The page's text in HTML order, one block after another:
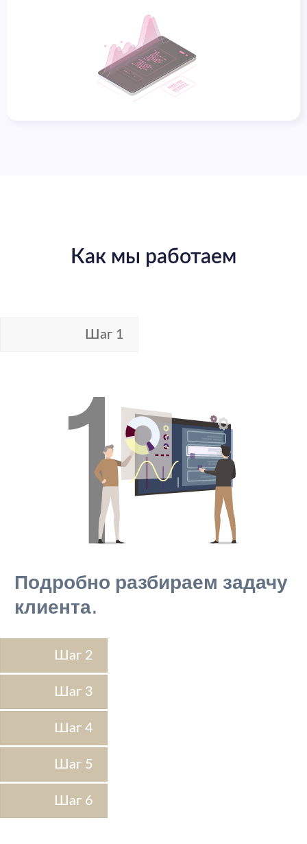
Как мы работаем
Шаг 1
Подробно разбираем задачу
клиента.
Шаг 2
Шаг 3
Шаг 4
Шаг 5
Шаг 6